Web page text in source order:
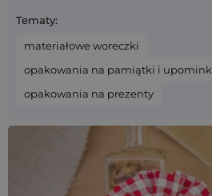
Tematy:
materiałowe woreczki
opakowania na pamiątki i
opakowania na prezenty